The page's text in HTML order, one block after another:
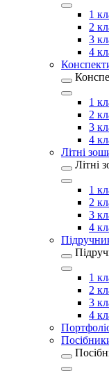
1
2
3
4
1
2
3
4
Літні
Літні
1
2
3
4
1
2
3
4